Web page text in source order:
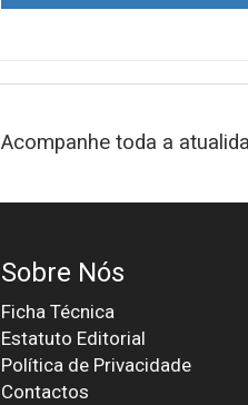
Acompanhe toda a
Sobre Nós
Ficha Técnica
Estatuto Editorial
Política de Privacidade
Contactos